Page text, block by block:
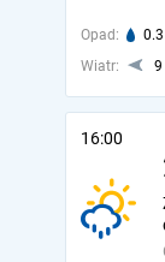
Opad:
Wiatr:
16:00